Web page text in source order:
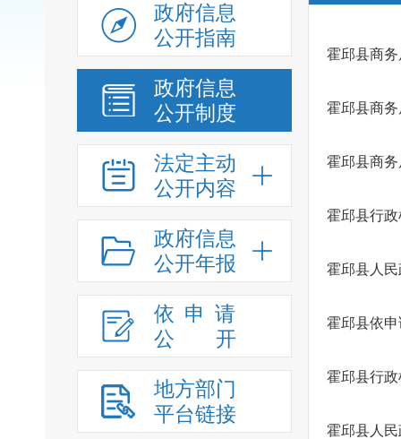
政府信息
公开指南
政府信息
公开制度
法定主动
公开内容
政府信息
公开年报
依申请
公
开
地方部门
平台链接
霍邱县商
霍邱县商
霍邱县商
霍邱县行
霍邱县人
霍邱县依
霍邱县行
霍邱县人